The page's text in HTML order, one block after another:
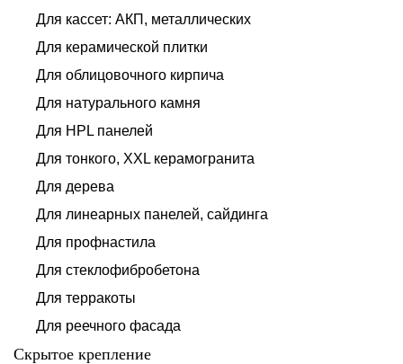
Для кассет: АКП, металлических
Для керамической плитки
Для облицовочного кирпича
Для натурального камня
Для HPL панелей
Для тонкого, XXL керамогранита
Для дерева
Для линеарных панелей, сайдинга
Для профнастила
Для стеклофибробетона
Для терракоты
Для реечного фасада
Скрытое крепление